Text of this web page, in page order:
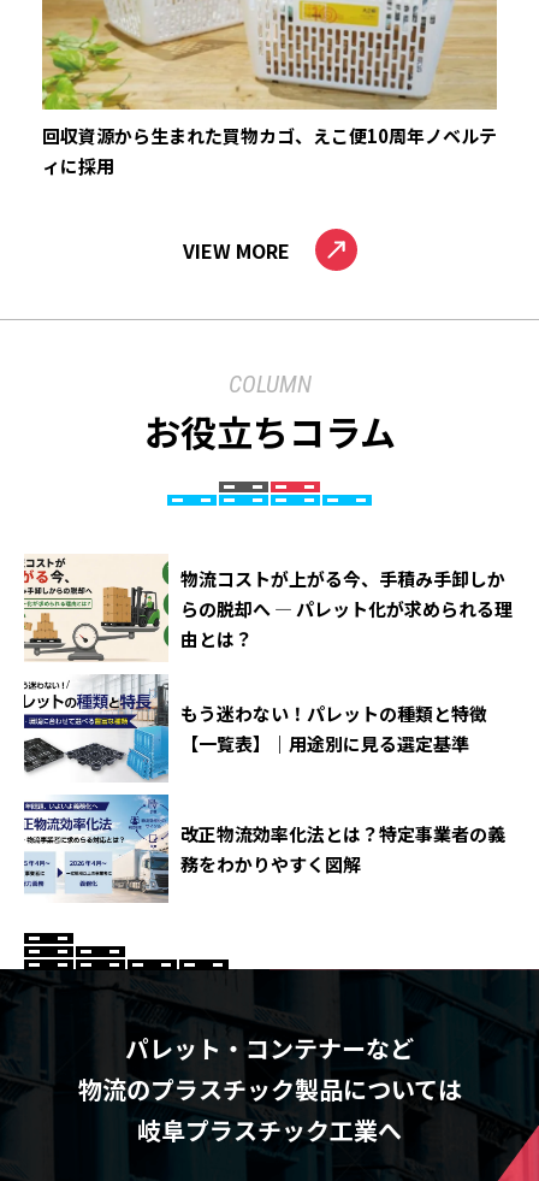
回収資源から生まれた買物カゴ、えこ便10周年ノベルテ
ィに採用
VIEW MORE
COLUMN
お役立ちコラム
物流コストが上がる今、手積み手卸しか
らの脱却へ ― パレット化が求められる理
由とは？
もう迷わない！パレットの種類と特徴
【一覧表】｜用途別に見る選定基準
改正物流効率化法とは？特定事業者の義
務をわかりやすく図解
パレット・コンテナーなど
物流のプラスチック製品については
岐阜プラスチック工業へ